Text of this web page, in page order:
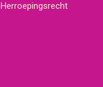
Herroepingsrecht